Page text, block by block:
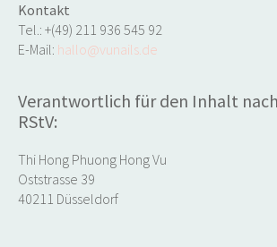
Kontakt
Tel.: +(49) 211 936 545 92
E-Mail: hallo@vunails.de
Verantwortlich für den Inhalt nach
RStV:
Thi Hong Phuong Hong Vu
Oststrasse 39
40211 Düsseldorf